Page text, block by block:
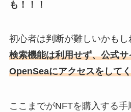
も！！！
初心者は判断が難しいかもし
検索機能は利用せず、公式
OpenSeaにアクセスをして
ここまでがNFTを購入する手